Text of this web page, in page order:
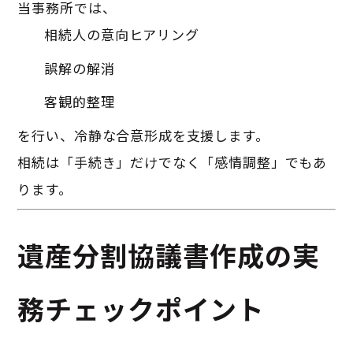
当事務所では、
相続人の意向ヒアリング
誤解の解消
客観的整理
を行い、冷静な合意形成を支援します。
相続は「手続き」だけでなく「感情調整」でもあ
ります。
遺産分割協議書作成の実
務チェックポイント